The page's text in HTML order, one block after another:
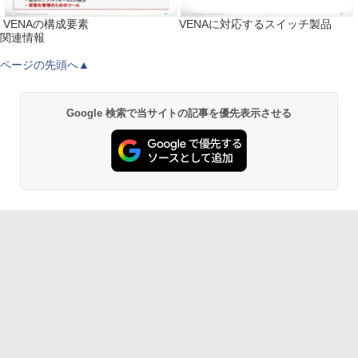
VENAの構成要素
VENAに対応するスイッチ製品
関連情報
ページの先頭へ▲
Google 検索で当サイトの記事を優先表示させる